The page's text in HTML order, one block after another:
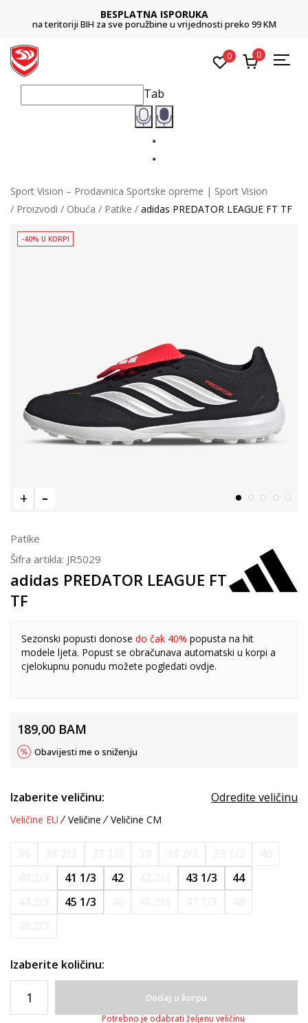
BESPLATNA ISPORUKA
na teritoriji BIH za sve poružbine u vrijednosti preko 99 KM
0 0
Tab
Sport Vision – Prodavnica Sportske opreme | Sport Vision
Proizvodi
Obuća Patike adidas PREDATOR LEAGUE FT TF
-40% U KORPI
Patike
Šifra artikla: JR5029
adidas PREDATOR LEAGUE FT
TF
Sezonski popusti donose do čak 40% popusta na hit
modele ljeta. Popust se obračunava automatski u korpi a
cjelokupnu ponudu možete pogledati ovdje.
189,00 BAM
Obavijesti me o sniženju
Izaberite veličinu: Odredite veličinu
Veličine EU Veličine Veličine CM
41 1/3 42 43 1/3
44
45 1/3
Izaberite količinu:
Dodaj u korpu
Potrebno je odabrati željenu veličinu